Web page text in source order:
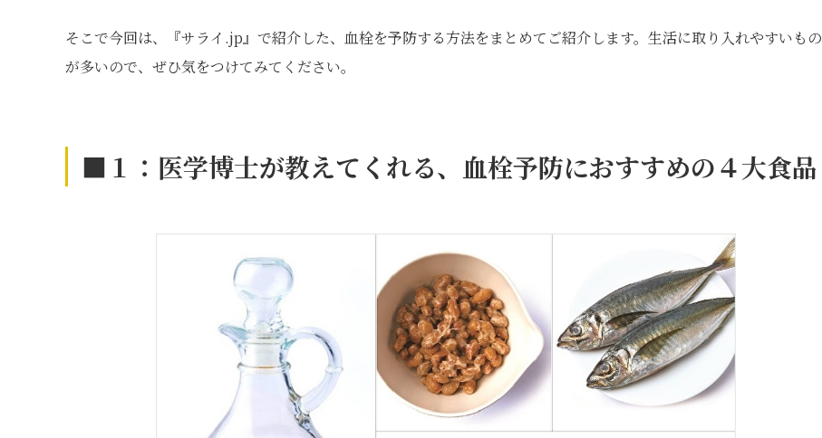
そこで今回は、『サライ.jp』で紹介した、血栓を予防する方法をまとめてご紹介します。生活に取り入れやすいもの
が多いので、ぜひ気をつけてみてください。
■１：医学博士が教えてくれる、血栓予防におすすめの４大食品